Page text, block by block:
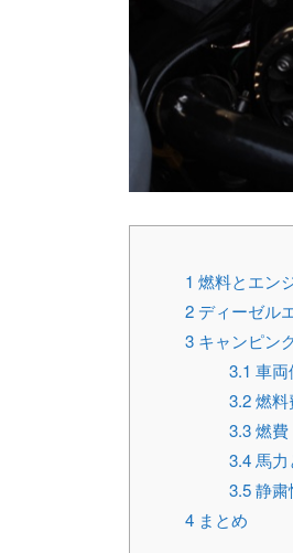
1 燃料とエン
2 ディーゼル
3 キャンピン
3.1 車両
3.2燃料
3.3燃費
3.4 馬力
3.5静粛
4 まとめ